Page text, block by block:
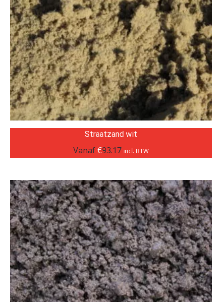
Straatzand wit
Vanaf €93.17 incl. BTW